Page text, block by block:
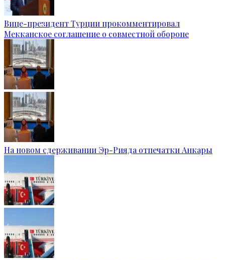
Вице-президент Турции прокомментировал
Мекканское соглашение о совместной обороне
На новом сдерживании Эр-Рияда отпечатки Анкары